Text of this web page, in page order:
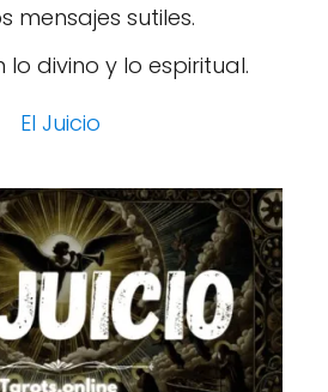
mensajes sutiles.
lo divino y lo espiritual.
El Juicio